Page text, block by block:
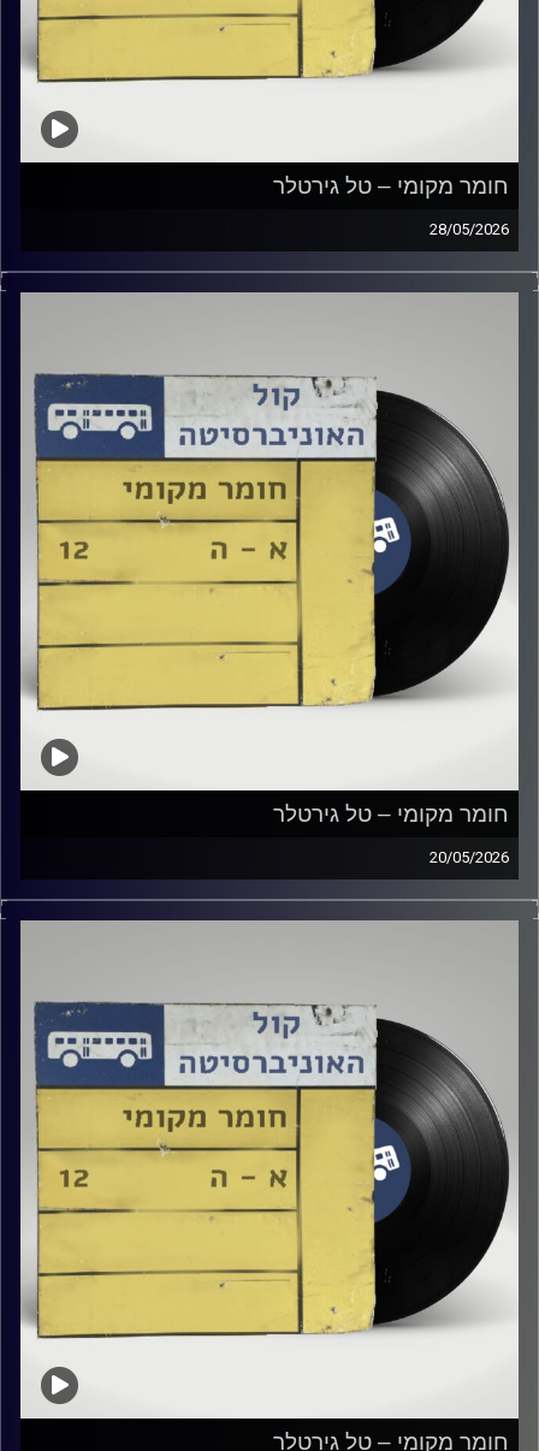
חומר מקומי – טל גירטלר
28/05/2026
שעה של מוזיקה ישראלית עם טל גירטלר
חומר מקומי – טל גירטלר
20/05/2026
שעה של מוזיקה ישראלית עם טל גירטלר
חומר מקומי – טל גירטלר